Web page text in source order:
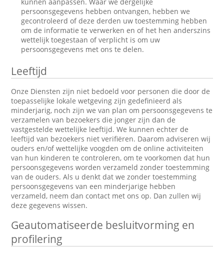
persoonsgegevens hebben ontvangen, hebben we
gecontroleerd of deze derden uw toestemming hebben
om de informatie te verwerken en of het hen anderszins
wettelijk toegestaan of verplicht is om uw
persoonsgegevens met ons te delen.
Leeftijd
Onze Diensten zijn niet bedoeld voor personen die door de
toepasselijke lokale wetgeving zijn gedefinieerd als
minderjarig, noch zijn we van plan om persoonsgegevens te
verzamelen van bezoekers die jonger zijn dan de
vastgestelde wettelijke leeftijd. We kunnen echter de
leeftijd van bezoekers niet verifiëren. Daarom adviseren wij
ouders en/of wettelijke voogden om de online activiteiten
van hun kinderen te controleren, om te voorkomen dat hun
persoonsgegevens worden verzameld zonder toestemming
van de ouders. Als u denkt dat we zonder toestemming
persoonsgegevens van een minderjarige hebben
verzameld, neem dan contact met ons op. Dan zullen wij
deze gegevens wissen.
Geautomatiseerde besluitvorming en
profilering